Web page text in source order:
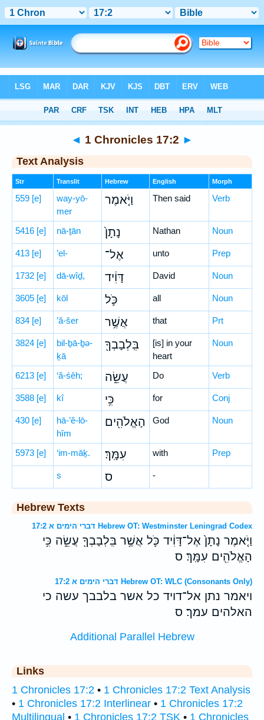
> 1 Chronicles 17:2
◄ 1 Chronicles 17:2 ►
Text Analysis
Str Translit Hebrew English Morph
559 [e]
way-yō-
mer
וַיֹּ֤אמֶר Then said Verb
5416 [e] nā-ṯān נָתָן֙ Nathan Noun
413 [e] ’el- אֶל־ unto Prep
1732 [e] dā-wîḏ, דָּוִ֔יד David Noun
3605 [e] kōl כֹּ֛ל all Noun
834 [e] ’ă-šer אֲשֶׁ֥ר that Prt
3824 [e]
bil-ḇā-ḇə-
ḵā
בִּֽלְבָבְךָ֖
[is] in your
heart
Noun
6213 [e] ‘ă-śêh; עֲשֵׂ֑ה Do Verb
3588 [e] kî כִּ֥י for Conj
430 [e]
hā-’ĕ-lō-
hîm
הָאֱלֹהִ֖ים God Noun
5973 [e] ‘im-māḵ. עִמָּֽךְ׃ with Prep
s ס -
Hebrew Texts
דברי הימים א 17:2 Hebrew OT: Westminster Leningrad Codex
וַיֹּ֤אמֶר נָתָן֙ אֶל־דָּוִ֔יד כֹּ֛ל אֲשֶׁ֥ר בִּֽלְבָבְךָ֖ עֲשֵׂ֑ה כִּ֥י
הָאֱלֹהִ֖ים עִמָּֽךְ׃ ס
דברי הימים א 17:2 Hebrew OT: WLC (Consonants Only)
ויאמר נתן אל־דויד כל אשר בלבבך עשה כי
האלהים עמך׃ ס
Additional Parallel Hebrew
Links
1 Chronicles 17:2 • 1 Chronicles 17:2 Text Analysis
• 1 Chronicles 17:2 Interlinear • 1 Chronicles 17:2
Multilingual • 1 Chronicles 17:2 TSK • 1 Chronicles